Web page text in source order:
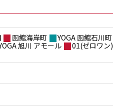
函館海岸町
YOGA 函館石川町
旭川 アモール
01(ゼロワン)